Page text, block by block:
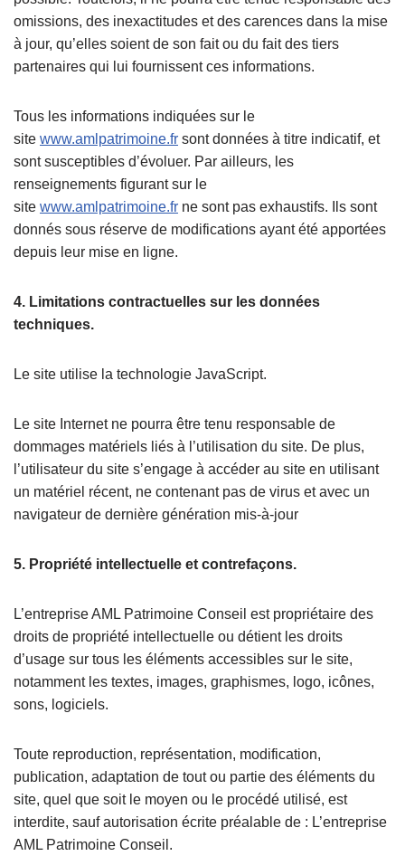
omissions, des inexactitudes et des carences dans la mise
à jour, qu’elles soient de son fait ou du fait des tiers
partenaires qui lui fournissent ces informations.
Tous les informations indiquées sur le
site www.amlpatrimoine.fr sont données à titre indicatif, et
sont susceptibles d’évoluer. Par ailleurs, les
renseignements figurant sur le
site www.amlpatrimoine.fr ne sont pas exhaustifs. Ils sont
donnés sous réserve de modifications ayant été apportées
depuis leur mise en ligne.
4. Limitations contractuelles sur les données
techniques.
Le site utilise la technologie JavaScript.
Le site Internet ne pourra être tenu responsable de
dommages matériels liés à l’utilisation du site. De plus,
l’utilisateur du site s’engage à accéder au site en utilisant
un matériel récent, ne contenant pas de virus et avec un
navigateur de dernière génération mis-à-jour
5. Propriété intellectuelle et contrefaçons.
L’entreprise AML Patrimoine Conseil est propriétaire des
droits de propriété intellectuelle ou détient les droits
d’usage sur tous les éléments accessibles sur le site,
notamment les textes, images, graphismes, logo, icônes,
sons, logiciels.
Toute reproduction, représentation, modification,
publication, adaptation de tout ou partie des éléments du
site, quel que soit le moyen ou le procédé utilisé, est
interdite, sauf autorisation écrite préalable de : L’entreprise
AML Patrimoine Conseil.